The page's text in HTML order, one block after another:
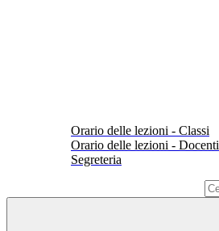
Orario delle lezioni - Classi
Orario delle lezioni - Docenti
Segreteria